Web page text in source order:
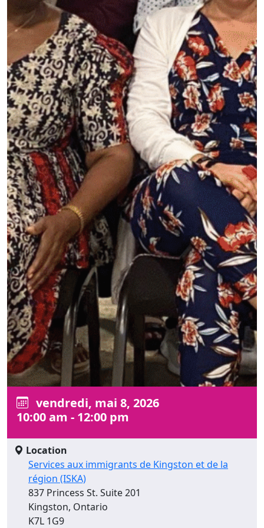
vendredi, mai 8, 2026
10:00 am - 12:00 pm
Location
Services aux immigrants de Kingston et de la
région (ISKA)
837 Princess St. Suite 201
Kingston, Ontario
K7L 1G9